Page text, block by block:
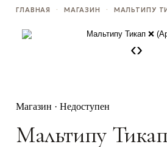
ГЛАВНАЯ · МАГАЗИН · МАЛЬТИПУ
‹›
Магазин · Недоступен
Мальтипу